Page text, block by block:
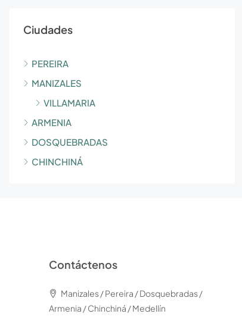
Ciudades
PEREIRA
MANIZALES
VILLAMARIA
ARMENIA
DOSQUEBRADAS
CHINCHINÁ
Contáctenos
Manizales / Pereira / Dosquebradas /
Armenia / Chinchiná / Medellín